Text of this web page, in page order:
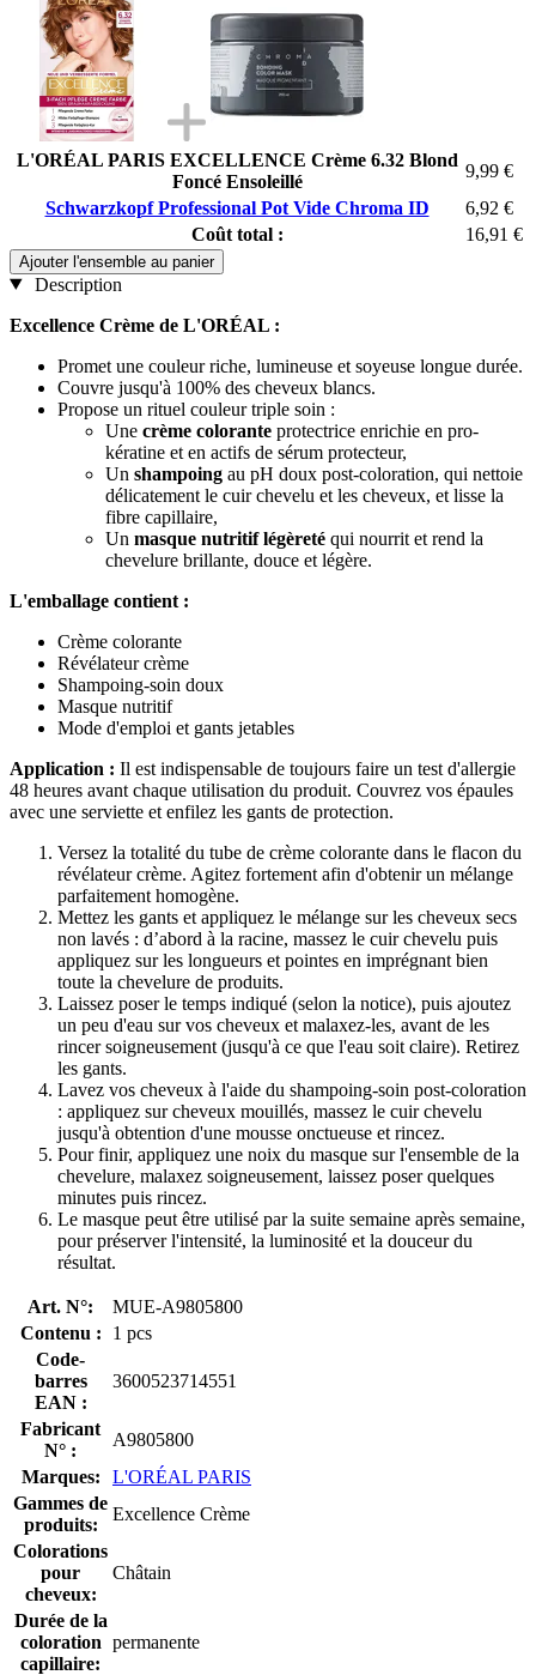
L'ORÉAL PARIS EXCELLENCE Crème 6.32 Blond
Foncé Ensoleillé
9,99 €
Schwarzkopf Professional Pot Vide Chroma ID
6,92 €
Coût total :
16,91 €
Ajouter l'ensemble au panier
Description
Excellence Crème de L'ORÉAL :
Promet une couleur riche, lumineuse et soyeuse longue durée.
Couvre jusqu'à 100% des cheveux blancs.
Propose un rituel couleur triple soin :
Une crème colorante protectrice enrichie en pro-
kératine et en actifs de sérum protecteur,
Un shampoing au pH doux post-coloration, qui nettoie
délicatement le cuir chevelu et les cheveux, et lisse la
fibre capillaire,
Un masque nutritif légèreté qui nourrit et rend la
chevelure brillante, douce et légère.
L'emballage contient :
Crème colorante
Révélateur crème
Shampoing-soin doux
Masque nutritif
Mode d'emploi et gants jetables
Application : Il est indispensable de toujours faire un test d'allergie
48 heures avant chaque utilisation du produit. Couvrez vos épaules
avec une serviette et enfilez les gants de protection.
Versez la totalité du tube de crème colorante dans le flacon du
révélateur crème. Agitez fortement afin d'obtenir un mélange
parfaitement homogène.
Mettez les gants et appliquez le mélange sur les cheveux secs
non lavés : d’abord à la racine, massez le cuir chevelu puis
appliquez sur les longueurs et pointes en imprégnant bien
toute la chevelure de produits.
Laissez poser le temps indiqué (selon la notice), puis ajoutez
un peu d'eau sur vos cheveux et malaxez-les, avant de les
rincer soigneusement (jusqu'à ce que l'eau soit claire). Retirez
les gants.
Lavez vos cheveux à l'aide du shampoing-soin post-coloration
: appliquez sur cheveux mouillés, massez le cuir chevelu
jusqu'à obtention d'une mousse onctueuse et rincez.
Pour finir, appliquez une noix du masque sur l'ensemble de la
chevelure, malaxez soigneusement, laissez poser quelques
minutes puis rincez.
Le masque peut être utilisé par la suite semaine après semaine,
pour préserver l'intensité, la luminosité et la douceur du
résultat.
Art. N°:
MUE-A9805800
Contenu :
1 pcs
Code-
barres
EAN :
3600523714551
Fabricant
N° :
A9805800
Marques:
L'ORÉAL PARIS
Gammes de
produits:
Excellence Crème
Colorations
pour
cheveux:
Châtain
Durée de la
coloration
capillaire:
permanente